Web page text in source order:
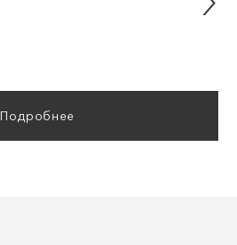
Подробнее